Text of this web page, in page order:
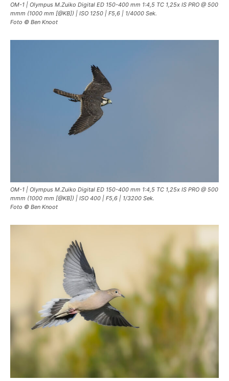
OM-1 | Olympus M.Zuiko Digital ED 150-400 mm 1:4,5 TC 1,25x IS PRO @ 500
mmm (1000 mm [@KB]) | ISO 1250 | F5,6 | 1/4000 Sek.
Foto © Ben Knoot
OM-1 | Olympus M.Zuiko Digital ED 150-400 mm 1:4,5 TC 1,25x IS PRO @ 500
mmm (1000 mm [@KB]) | ISO 400 | F5,6 | 1/3200 Sek.
Foto © Ben Knoot